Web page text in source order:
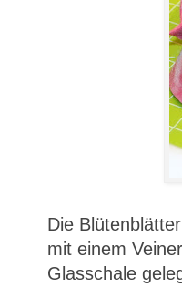
Die
mit einem
Glasschale